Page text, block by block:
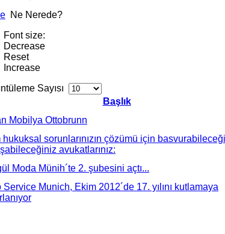
Ne Nerede?
Font size:
Decrease
Reset
Increase
Sayısı
Başlık
Mobilya Ottobrunn
hukuksal sorunlarınızın çözümü için
avukatlarınız:
Moda Münih´te 2. şubesini açtı...
Service Munich, Ekim 2012´de 17. yılını kutlamaya